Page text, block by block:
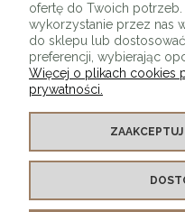
O SKLEPIE
KONTAKT Z NAMI
MOJE KONTO
ofertę do Twoich
wykorzystanie przez nas
do sklepu lub
preferencji, wybierając
Więcej o plikach cookies
prywatności.